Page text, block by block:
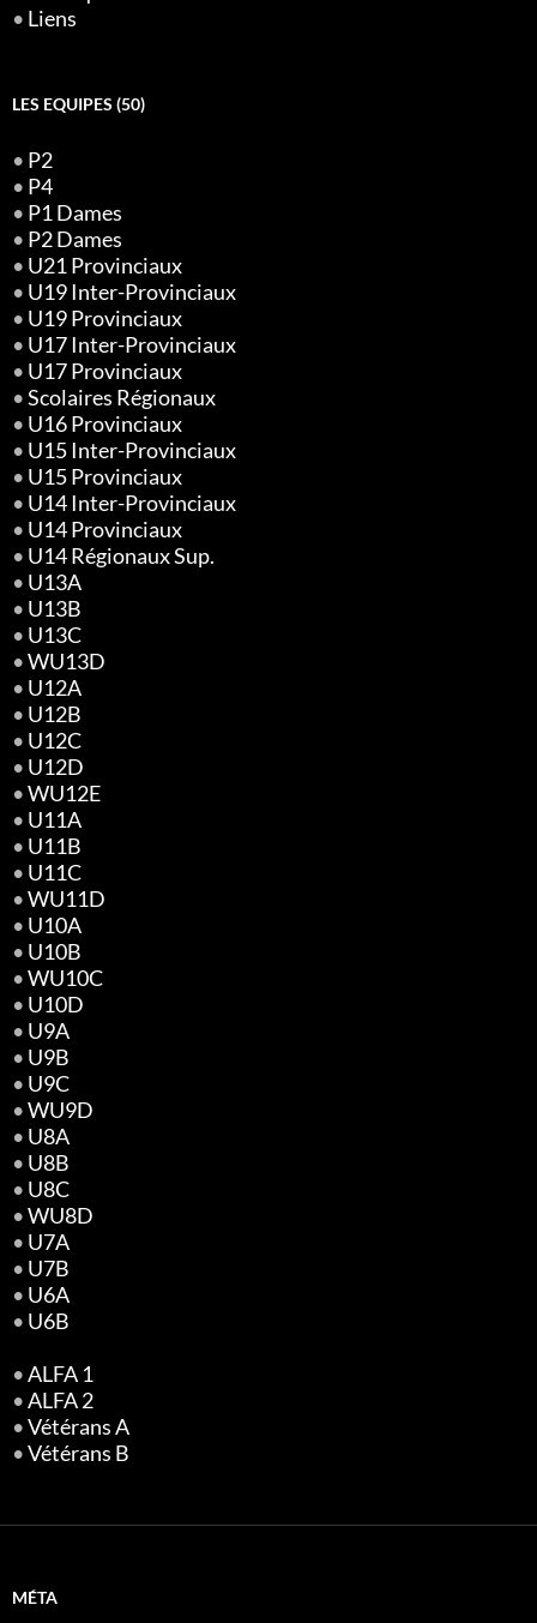
• Liens
LES EQUIPES (50)
• P2
• P4
• P1 Dames
• P2 Dames
• U21 Provinciaux
• U19 Inter-Provinciaux
• U19 Provinciaux
• U17 Inter-Provinciaux
• U17 Provinciaux
•Scolaires Régionaux
• U16 Provinciaux
• U15 Inter-Provinciaux
• U15 Provinciaux
• U14 Inter-Provinciaux
• U14 Provinciaux
• U14 Régionaux Sup.
• U13A
• U13B
• U13C
•WU13D
• U12A
• U12B
• U12C
• U12D
•WU12E
• U11A
• U11B
• U11C
•WU11D
• U10A
• U10B
•WU10C
• U10D
• U9A
• U9B
• U9C
•WU9D
• U8A
• U8B
• U8C
•WU8D
• U7A
• U7B
• U6A
• U6B
•ALFA 1
•ALFA 2
•Vétérans A
•Vétérans B
MÉTA